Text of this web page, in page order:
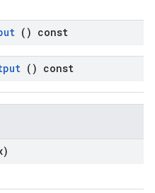
() const
() const